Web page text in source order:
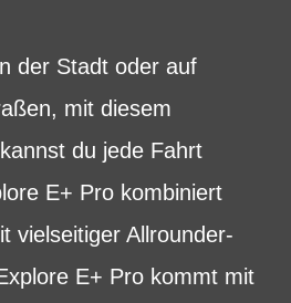
der Stadt oder auf
mit diesem
du jede Fahrt
E+ Pro kombiniert
vielseitiger Allrounder-
E+ Pro kommt mit